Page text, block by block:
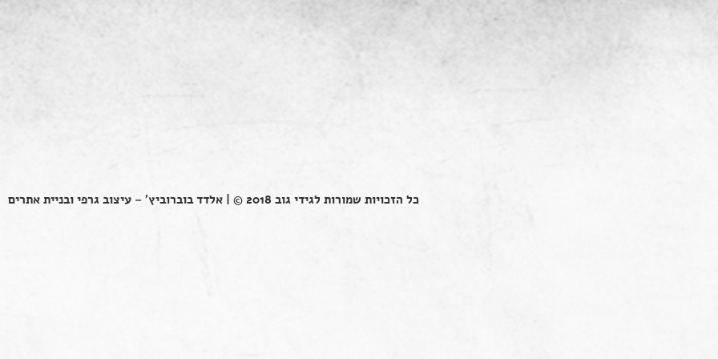
כל הזכויות שמורות לגידי גוב 2018 © | אלדד בוברוביץ' – עיצוב גרפי ובניית אתרים